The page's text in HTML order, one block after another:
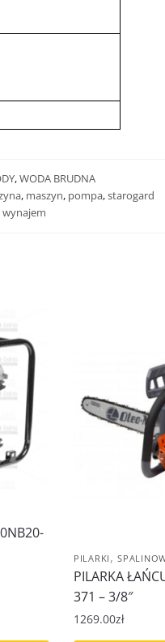
,WODA BRUDNA
, maszyn, pompa,starogard
wynajem
PILARKI ,
PILARKA
371 – 3/8″
1269.00zł